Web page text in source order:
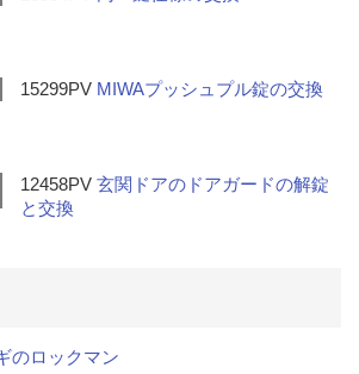
15299PV MIWAプッシュプル錠の交換
12458PV玄関ドアのドアガードの解錠
と交換
のロックマン